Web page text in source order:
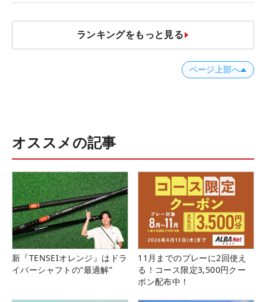
ランキングをもっと見る
ページ上部へ
オススメの記事
新『TENSEIオレンジ』はドラ
イバーシャフトの“最適解”
11月までのプレーに2回使え
る！コース限定3,500円クー
ポン配布中！